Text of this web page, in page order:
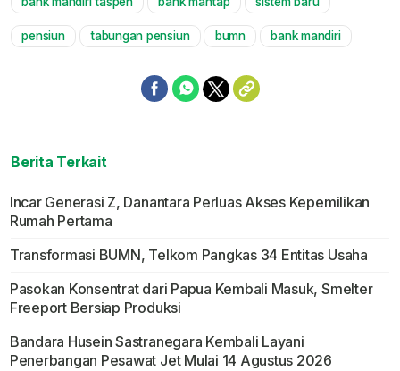
Mute
pensiun tabungan pensiun bumn bank mandiri
Berita Terkait
Incar Generasi Z, Danantara Perluas Akses Kepemilikan
Rumah Pertama
Transformasi BUMN, Telkom Pangkas 34 Entitas Usaha
Pasokan Konsentrat dari Papua Kembali Masuk, Smelter
Freeport Bersiap Produksi
Bandara Husein Sastranegara Kembali Layani
Penerbangan Pesawat Jet Mulai 14 Agustus 2026